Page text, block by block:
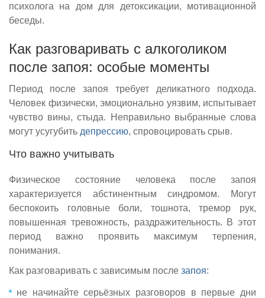
психолога на дом для детоксикации, мотивационной
беседы.
Как разговаривать с алкоголиком
после запоя: особые моменты
Период после запоя требует деликатного подхода.
Человек физически, эмоционально уязвим, испытывает
чувство вины, стыда. Неправильно выбранные слова
могут усугубить депрессию, спровоцировать срыв.
Что важно учитывать
Физическое состояние человека после запоя
характеризуется абстинентным синдромом. Могут
беспокоить головные боли, тошнота, тремор рук,
повышенная тревожность, раздражительность. В этот
период важно проявить максимум терпения,
понимания.
Как разговаривать с зависимым после запоя:
не начинайте серьёзных разговоров в первые дни